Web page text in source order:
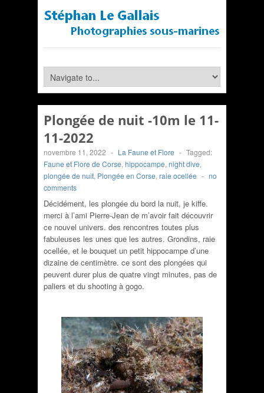
Plongée de nuit -10m le 11-
11-2022
novembre 11, 2022 - La Faune et Flore - Tagged:
Faune et Flore de Corse, hippocampe, night dive,
plongée de nuit, Plongée en Corse, raie ocellée - no
comments
Décidément, les plongée du bord la nuit, je kiffe.
merci à l’ami Pierre-Jean de m’avoir fait découvrir
ce nouvel univers. des rencontres toutes plus
fabuleuses les unes que les autres. Grondins, raie
ocellée, et le bouquet un petit hippocampe d’une
dizaine de centimètre. ce sont des plongées qui
peuvent durer plus de quatre vingt minutes, pas de
paliers et du shooting à gogo.